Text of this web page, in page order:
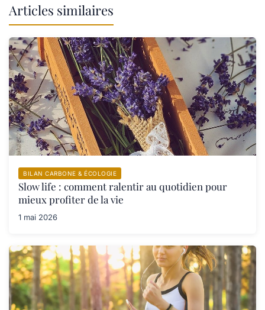
Articles similaires
BILAN CARBONE & ÉCOLOGIE
Slow life : comment ralentir au quotidien pour
mieux profiter de la vie
1 mai 2026